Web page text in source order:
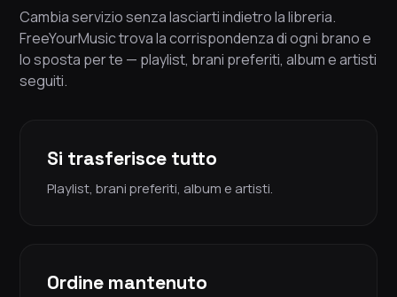
Cambia servizio senza lasciarti indietro la libreria.
FreeYourMusic trova la corrispondenza di ogni brano e
lo sposta per te — playlist, brani preferiti, album e artisti
seguiti.
Si trasferisce tutto
Playlist, brani preferiti, album e artisti.
Ordine mantenuto